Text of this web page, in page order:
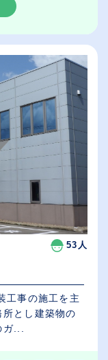
53人
工事の施工を主
とし建築物の
...